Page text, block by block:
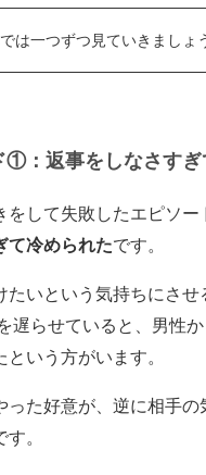
は一つずつ見ていきましょ
①：返事をしなさすぎ
をして失敗したエピソー
て冷められたです。
たいという気持ちにさせ
遅らせていると、男性
という方がいます。
った好意が、逆に相手の
。